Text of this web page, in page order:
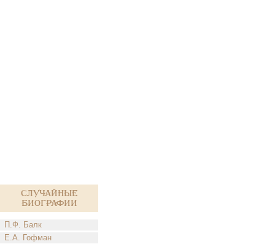
Случайные
биографии
П.Ф. Балк
Е.А. Гофман